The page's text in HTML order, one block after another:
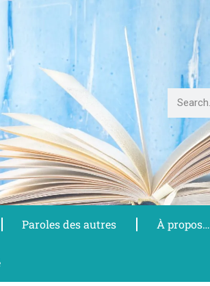
Paroles des autres À propos…